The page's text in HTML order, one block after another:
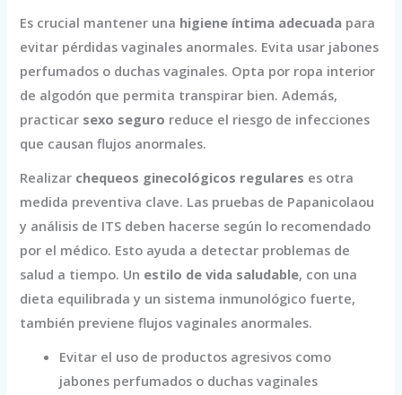
Es crucial mantener una higiene íntima adecuada para
evitar pérdidas vaginales anormales. Evita usar jabones
perfumados o duchas vaginales. Opta por ropa interior
de algodón que permita transpirar bien. Además,
practicar sexo seguro reduce el riesgo de infecciones
que causan flujos anormales.
Realizar chequeos ginecológicos regulares es otra
medida preventiva clave. Las pruebas de Papanicolaou
y análisis de ITS deben hacerse según lo recomendado
por el médico. Esto ayuda a detectar problemas de
salud a tiempo. Un estilo de vida saludable, con una
dieta equilibrada y un sistema inmunológico fuerte,
también previene flujos vaginales anormales.
Evitar el uso de productos agresivos como
jabones perfumados o duchas vaginales